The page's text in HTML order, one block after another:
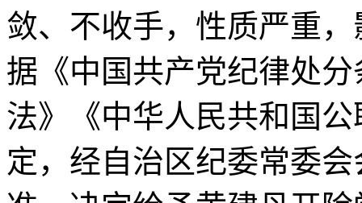
敛、不收手，性质严重
据《中国共产党纪律处
法》《中华人民共和国
定，经自治区纪委常委